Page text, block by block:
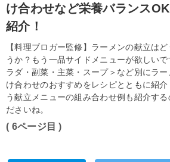
け合わせなど栄養バランス
紹介！
【料理ブロガー監修】ラーメンの献立は
うか？もう一品サイドメニューが欲しい
ラダ・副菜・主菜・スープ＞など別にラ
け合わせのおすすめをレシピとともに紹
う献立メニューの組み合わせ例も紹介する
ださいね。
( 6ページ目 )